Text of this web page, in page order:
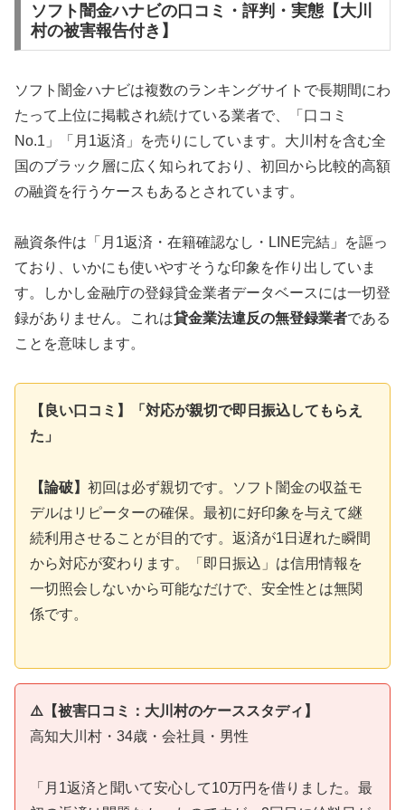
ソフト闇金ハナビの口コミ・評判・実態【大川
村の被害報告付き】
ソフト闇金ハナビは複数のランキングサイトで長期間にわ
たって上位に掲載され続けている業者で、「口コミ
No.1」「月1返済」を売りにしています。大川村を含む全
国のブラック層に広く知られており、初回から比較的高額
の融資を行うケースもあるとされています。
融資条件は「月1返済・在籍確認なし・LINE完結」を謳っ
ており、いかにも使いやすそうな印象を作り出していま
す。しかし金融庁の登録貸金業者データベースには一切登
録がありません。これは貸金業法違反の無登録業者である
ことを意味します。
【良い口コミ】「対応が親切で即日振込してもらえ
た」
【論破】 初回は必ず親切です。ソフト闇金の収益モ
デルはリピーターの確保。最初に好印象を与えて継
続利用させることが目的です。返済が1日遅れた瞬間
から対応が変わります。「即日振込」は信用情報を
一切照会しないから可能なだけで、安全性とは無関
係です。
⚠️【被害口コミ：大川村のケーススタディ】
高知大川村・34歳・会社員・男性
「月1返済と聞いて安心して10万円を借りました。最